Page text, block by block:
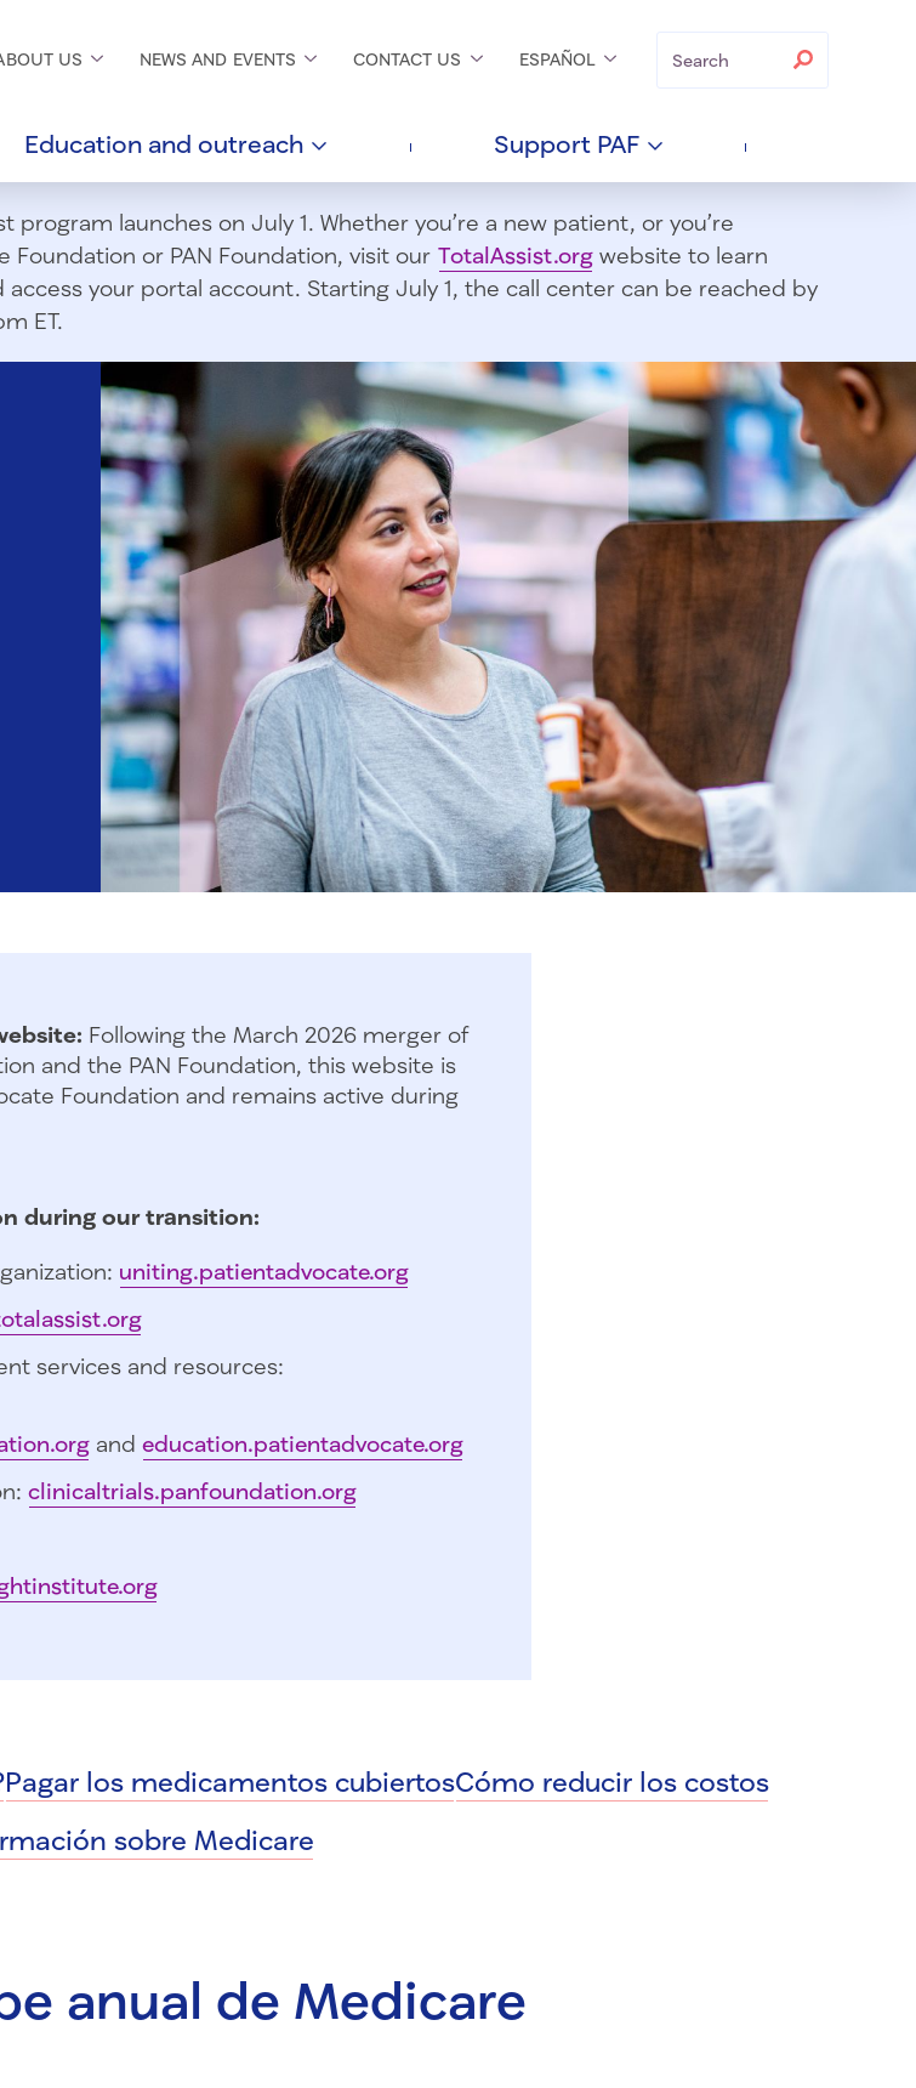
Search
US NEWS AND EVENTS CONTACT US ESPAÑOL
Education and outreach Support PAF
program launches on July 1. Whether you’re a new patient, or you’re
or PAN Foundation, visit our TotalAssist.org website to learn
your portal account. Starting July 1, the call center can be reached by
ET.
Following the March 2026 merger of
and the PAN Foundation, this website is
Foundation and remains active during
during our transition:
uniting.patientadvocate.org
services and resources:
and education.patientadvocate.org
clinicaltrials.panfoundation.org
Pagar los medicamentos cubiertosCómo reducir los costos
sobre Medicare
anual de Medicare